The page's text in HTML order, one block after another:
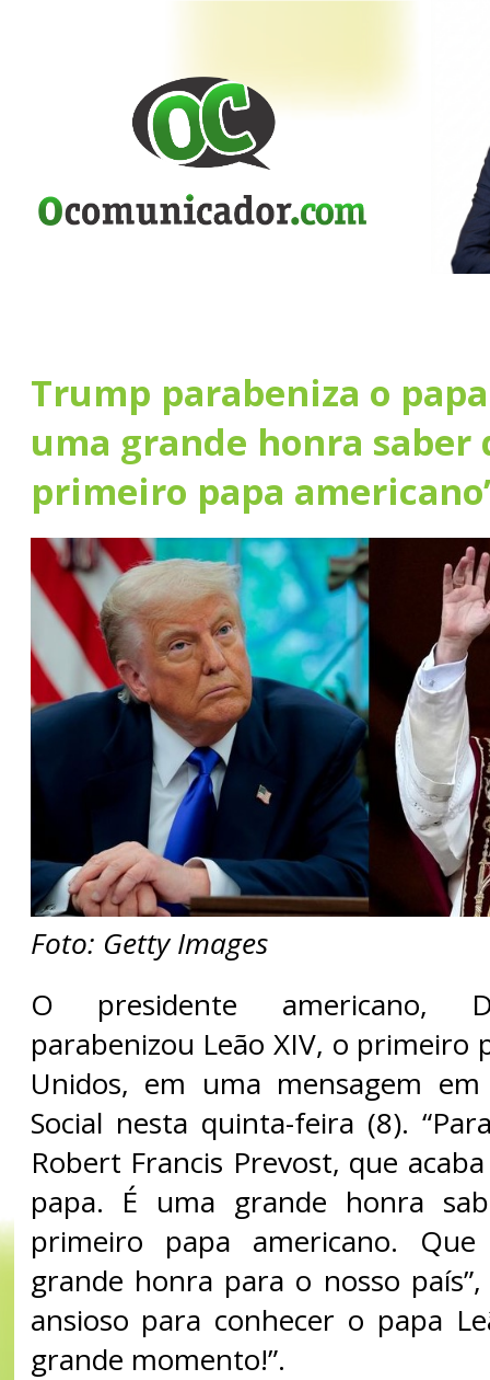
Trump parabeniza o papa
uma grande honra saber
primeiro papa americano’
Foto: Getty Images
O presidente americano,
parabenizou Leão XIV, o primeiro
Unidos, em uma mensagem
Social nesta quinta-feira (8).
Robert Francis Prevost, que
papa. É uma grande honra
primeiro papa americano.
grande honra para o nosso país”,
ansioso para conhecer o papa
grande momento!”.